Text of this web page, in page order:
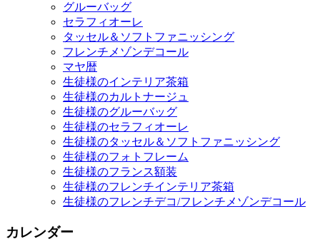
グルーバッグ
セラフィオーレ
タッセル＆ソフトファニッシング
フレンチメゾンデコール
マヤ暦
生徒様のインテリア茶箱
生徒様のカルトナージュ
生徒様のグルーバッグ
生徒様のセラフィオーレ
生徒様のタッセル＆ソフトファニッシング
生徒様のフォトフレーム
生徒様のフランス額装
生徒様のフレンチインテリア茶箱
生徒様のフレンチデコ/フレンチメゾンデコール
カレンダー